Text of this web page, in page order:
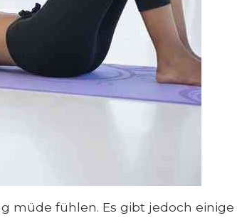
müde fühlen. Es gibt jedoch einige